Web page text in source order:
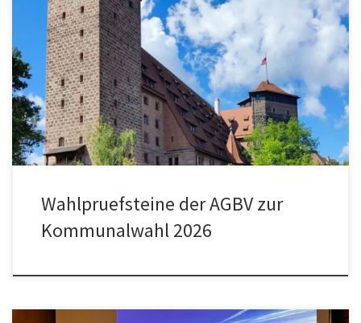
Seitens des AGBV-Vorstandes haben wir die Positionen aller
Bewerberinnen und Bewerbern um das Amt des
Oberbürgermeisters zu einigen wichtigen Themen, die
Bürgerinnen und Bürger in den Stadtteilen bewegen, erfragt. Das
Begleitschreiben sowie die Antworten von Marcus König (CSU),
Nasser Ahmed (SPD), Britta Walthelm (Bündnis 90/Die Grünen) und
Thomas Estrada (Freie Wähler) […]
Wahlpruefsteine der AGBV zur
Kommunalwahl 2026